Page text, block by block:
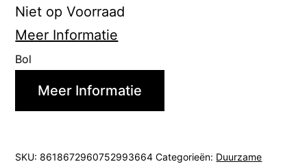
Niet op Voorraad
Meer Informatie
Bol
Meer Informatie
SKU:8618672960752993664 Categorieën: Duurzame